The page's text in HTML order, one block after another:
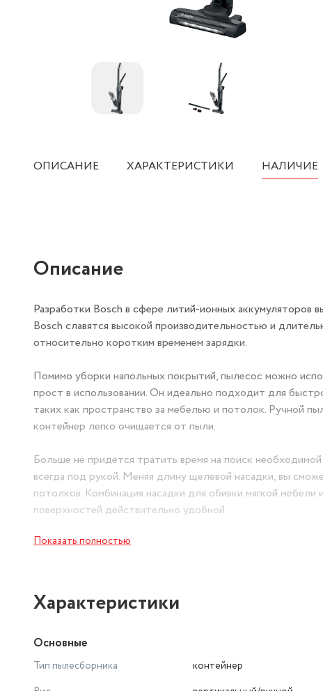
ОПИСАНИЕ ХАРАКТЕРИСТИКИ НАЛИЧИЕ
Описание
Разработки Bosch в сфере литий-ионных аккумуляторов
Bosch славятся высокой производительностью и
относительно коротким временем зарядки.
Помимо уборки напольных покрытий, пылесос можно
прост в использовании. Он идеально подходит для
таких как пространство за мебелью и потолок. Ручной
контейнер легко очищается от пыли.
Больше не придется тратить время на поиск
всегда под рукой. Меняя длину щелевой насадки, вы
потолков. Комбинация насадки для обивки мягкой
поверхностей действительно удобной.
Полы в вашем доме заслуживают заботы.
результат.
позволят провести уборку пола, собрать пыль с
труднодоступные места и даже внутреннее
Показать полностью
Характеристики
Основные
Тип пылесборника
контейнер